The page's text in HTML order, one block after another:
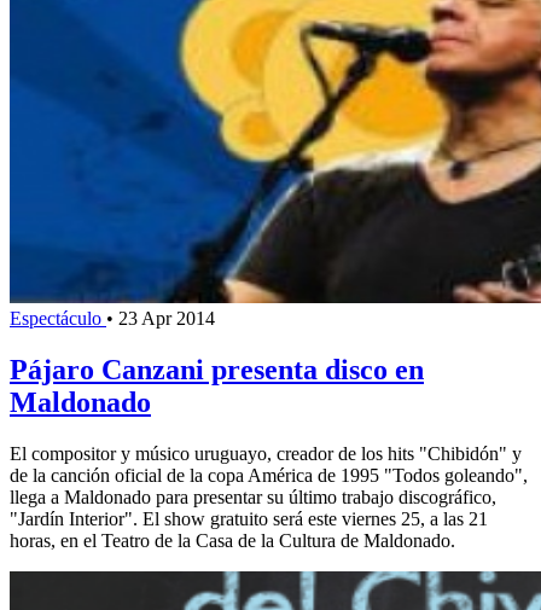
Espectáculo • 23 Apr 2014
Pájaro Canzani presenta disco en
Maldonado
El compositor y músico uruguayo, creador de los hits "Chibidón" y
de la canción oficial de la copa América de 1995 "Todos goleando",
llega a Maldonado para presentar su último trabajo discográfico,
"Jardín Interior". El show gratuito será este viernes 25, a las 21
horas, en el Teatro de la Casa de la Cultura de Maldonado.